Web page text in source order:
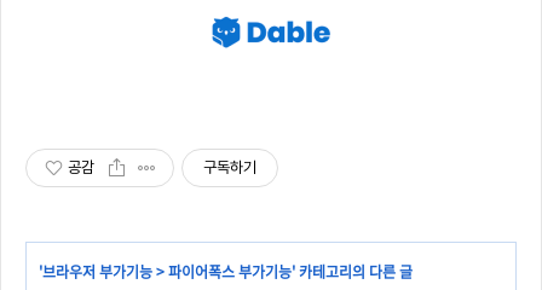
공감 구독하기
'브라우저 부가기능>파이어폭스 부가기능' 카테고리의 다른 글